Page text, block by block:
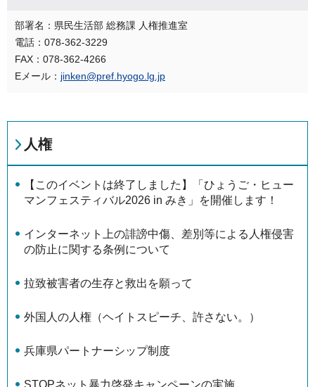
部署名：県民生活部 総務課 人権推進室
電話：078-362-3229
FAX：078-362-4266
Eメール： jinken@pref.hyogo.lg.jp
人権
【このイベントは終了しました】「ひょうご・ヒュー
マンフェスティバル2026 in みき」を開催します！
インターネット上の誹謗中傷、差別等による人権侵害
の防止に関する条例について
拉致被害者の生存と救出を願って
外国人の人権（ヘイトスピーチ、許さない。）
兵庫県パートナーシップ制度